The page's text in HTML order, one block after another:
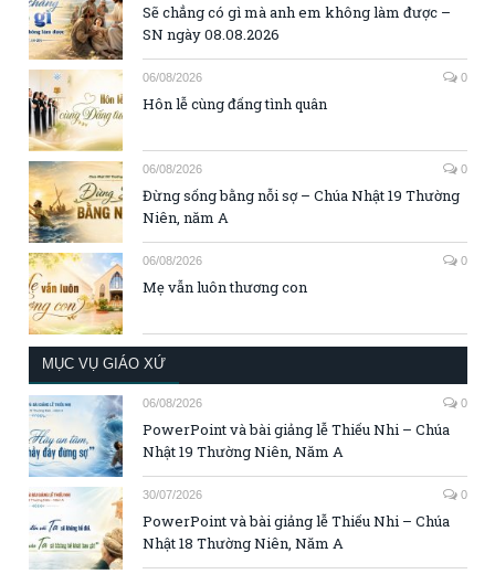
Sẽ chẳng có gì mà anh em không làm được –
SN ngày 08.08.2026
06/08/2026 0
Hôn lễ cùng đấng tình quân
06/08/2026 0
Đừng sống bằng nỗi sợ – Chúa Nhật 19 Thường
Niên, năm A
06/08/2026 0
Mẹ vẫn luôn thương con
MỤC VỤ GIÁO XỨ
06/08/2026 0
PowerPoint và bài giảng lễ Thiếu Nhi – Chúa
Nhật 19 Thường Niên, Năm A
30/07/2026 0
PowerPoint và bài giảng lễ Thiếu Nhi – Chúa
Nhật 18 Thường Niên, Năm A